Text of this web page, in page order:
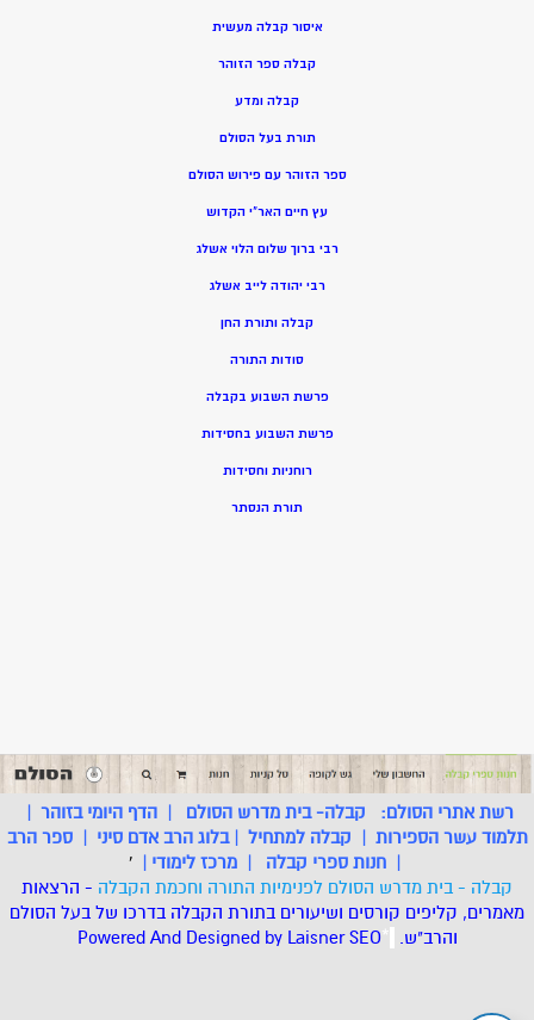
איסור קבלה מעשית
קבלה ספר הזוהר
קבלה ומדע
תורת בעל הסולם
ספר הזוהר עם פירוש הסולם
עץ חיים האר”י הקדוש
רבי ברוך שלום הלוי אשלג
רבי יהודה לייב אשלג
קבלה ותורת החן
סודות התורה
פרשת השבוע בקבלה
פרשת השבוע בחסידות
רוחניות וחסידות
תורת הנסתר
רשת אתרי הסולם: קבלה- בית מדרש הסולם |הדף היומי בזוהר |
תלמוד עשר הספירות | קבלה למתחיל |בלוג הרב אדם סיני |ספר הרב
| חנות ספרי קבלה | מרכז לימודי |
'
קבלה - בית מדרש הסולם לפנימיות התורה וחכמת הקבלה - הרצאות
מאמרים, קליפים קורסים ושיעורים בתורת הקבלה בדרכו של בעל הסולם
והרב"ש. *
Powered And Designed by LaisnerSEO